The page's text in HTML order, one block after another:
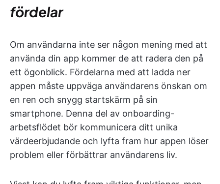
fördelar
Om användarna inte ser någon mening med att
använda din app kommer de att radera den på
ett ögonblick. Fördelarna med att ladda ner
appen måste uppväga användarens önskan om
en ren och snygg startskärm på sin
smartphone. Denna del av onboarding-
arbetsflödet bör kommunicera ditt unika
värdeerbjudande och lyfta fram hur appen löser
problem eller förbättrar användarens liv.